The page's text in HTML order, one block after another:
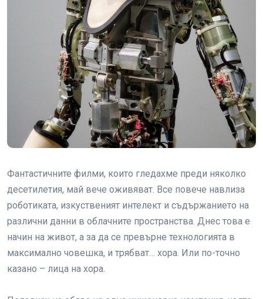
Фантастичните филми, които гледахме преди няколко
десетилетия, май вече оживяват. Все повече навлиза
роботиката, изкуственият интелект и съдържанието на
различни данни в облачните пространства. Днес това е
начин на живот, а за да се превърне технологията в
максимално човешка, и трябват… хора. Или по-точно
казано – лица на хора.